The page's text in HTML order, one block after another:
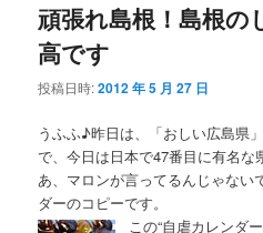
頑張れ島根！島根の
高です
投稿日時:2012 年 5 月 27 日
うふふ♪昨日は、「おしい広島県
で、今日は日本で47番目に有名な
あ、マロンが言ってるんじゃない
ダーのコピーです。
この“自虐カレンダ